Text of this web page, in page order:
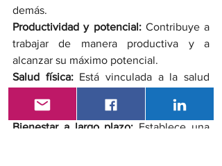
demás.
Productividad y potencial: Contribuye a
trabajar de manera productiva y a
alcanzar su máximo potencial.
Salud física: Está vinculada a la salud
positivamente en la otra.
Bienestar a largo plazo: Establece una